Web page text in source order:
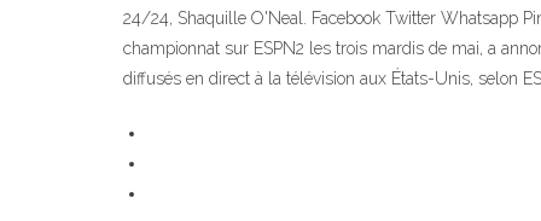
24/24, Shaquille O'Neal. Facebook Twitter Whatsapp
championnat sur ESPN2 les trois mardis de mai, a
diffusés en direct à la télévision aux États-Unis, selon